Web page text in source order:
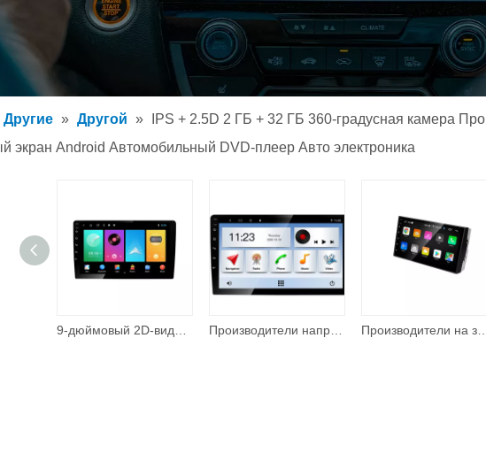
9'/10' андроид
Новые поступления
Автомобильный MP3-плеер
Другие » Другой »
IPS + 2.5D 2 ГБ + 32 ГБ 360-градусная камера
экран Android Автомобильный DVD-плеер Авто электроника